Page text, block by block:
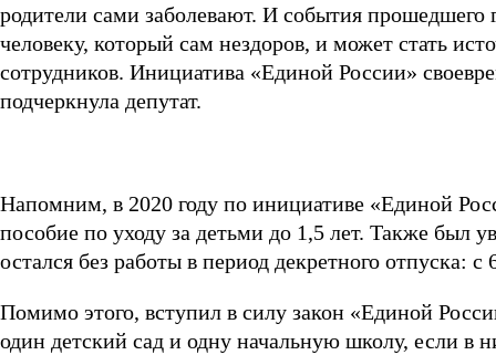
родители сами заболевают. И события прошедшего
человеку, который сам нездоров, и может стать
сотрудников. Инициатива «Единой России»
подчеркнула депутат.
Напомним, в 2020 году по инициативе «Единой
пособие по уходу за детьми до 1,5 лет. Также был
остался без работы в период декретного отпуска:
Помимо этого, вступил в силу закон «Единой
один детский сад и одну начальную школу, если